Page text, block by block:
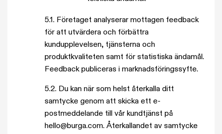
5.1. Företaget analyserar mottagen feedback
för att utvärdera och förbättra
kundupplevelsen, tjänsterna och
produktkvaliteten samt för statistiska ändamål.
Feedback publiceras i marknadsföringssyfte.
5.2. Du kan när som helst återkalla ditt
samtycke genom att skicka ett e-
postmeddelande till vår kundtjänst på
hello@burga.com. Återkallandet av samtycke